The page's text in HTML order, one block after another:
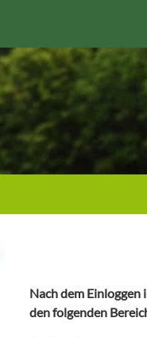
Nach dem Einloggen
den folgenden